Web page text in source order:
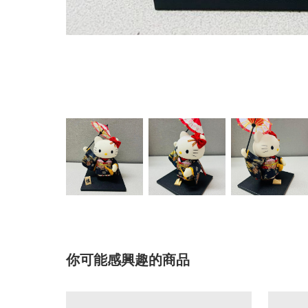
你可能感興趣的商品